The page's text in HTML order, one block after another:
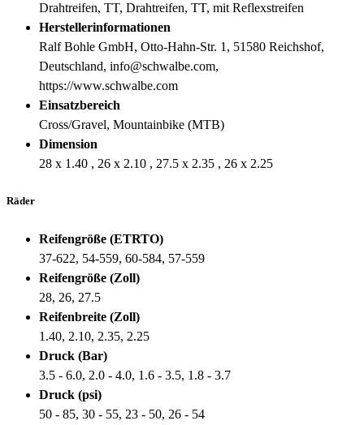
Drahtreifen, TT, Drahtreifen, TT, mit Reflexstreifen
Herstellerinformationen
Ralf Bohle GmbH, Otto-Hahn-Str. 1, 51580 Reichshof,
Deutschland, info@schwalbe.com,
https://www.schwalbe.com
Einsatzbereich
Cross/Gravel, Mountainbike (MTB)
Dimension
28 x 1.40 , 26 x 2.10 , 27.5 x 2.35 , 26 x 2.25
Räder
Reifengröße (ETRTO)
37-622, 54-559, 60-584, 57-559
Reifengröße (Zoll)
28, 26, 27.5
Reifenbreite (Zoll)
1.40, 2.10, 2.35, 2.25
Druck (Bar)
3.5 - 6.0, 2.0 - 4.0, 1.6 - 3.5, 1.8 - 3.7
Druck (psi)
50 - 85, 30 - 55, 23 - 50, 26 - 54